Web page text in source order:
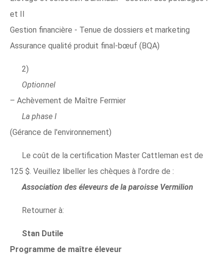
et II
Gestion financière - Tenue de dossiers et marketing
Assurance qualité produit final-bœuf (BQA)
2)
Optionnel
– Achèvement de Maître Fermier
La phase I
(Gérance de l'environnement)
Le coût de la certification Master Cattleman est de
125 $. Veuillez libeller les chèques à l'ordre de :
Association des éleveurs de la paroisse Vermilion
Retourner à:
Stan Dutile
Programme de maître éleveur